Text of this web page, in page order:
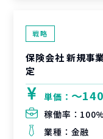
戦略
保険会社 新規事
定
単価： 〜
稼働率： 100%
業種： 金融